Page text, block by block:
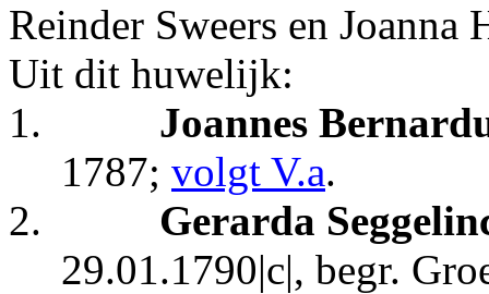
Reinder Sweers en Joanna
Uit dit huwelijk:
1.
Joannes
1787; volgt V.a.
2.
Gerarda
29.01.1790|c|, begr.